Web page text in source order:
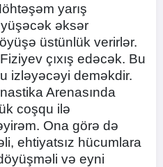
yarış
əksər
üstünlük verirlər.
çıxış edəcək. Bu
izləyəcəyi deməkdir.
Arenasında
coşqu ilə
Ona görə də
ehtiyatsız hücumlara
və eyni